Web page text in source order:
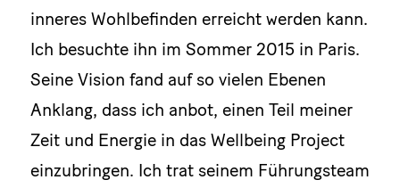
inneres Wohlbefinden erreicht werden kann.
Ich besuchte ihn im Sommer 2015 in Paris.
Seine Vision fand auf so vielen Ebenen
Anklang, dass ich anbot, einen Teil meiner
Zeit und Energie in das Wellbeing Project
einzubringen. Ich trat seinem Führungsteam